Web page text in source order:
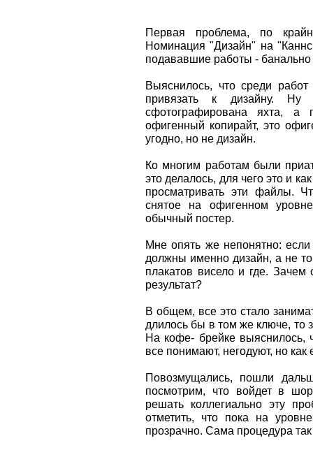
Первая проблема, по
Номинация "Дизайн" на
подававшие работы -
Выяснилось, что среди
привязать к дизайну. Ну
сфотографирована яхта,
офигенный копирайт, это
угодно, но не дизайн.
Ко многим работам были
это делалось, для чего это и
просматривать эти файлы.
снятое на офигенном
обычный постер.
Мне опять же непонятно:
должны именно дизайн, а не
плакатов висело и где. Зачем
результат?
В общем, все это стало
длилось бы в том же ключе,
На кофе- брейке выяснилось,
все понимают, негодуют, но как
Повозмущались, пошли
посмотрим, что войдет в
решать коллегиально эту
отметить, что пока на
прозрачно. Сама процедура